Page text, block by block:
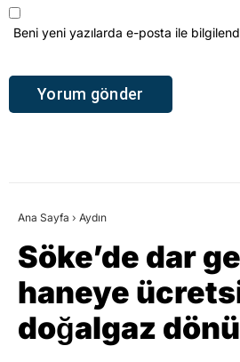
Beni yeni yazılarda e-posta ile
Ana Sayfa › Aydın
Söke’de dar
haneye
doğalgaz